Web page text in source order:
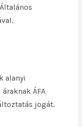
alanyi
ÁFA
jogát.